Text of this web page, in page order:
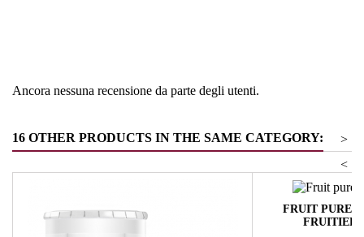
Ancora nessuna recensione da parte degli utenti.
16 OTHER PRODUCTS IN THE SAME CATEGORY:
>
<
FRUIT PUREE